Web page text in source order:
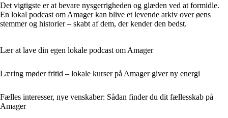
Det vigtigste er at bevare nysgerrigheden og glæden ved at formidle.
En lokal podcast om Amager kan blive et levende arkiv over øens
stemmer og historier – skabt af dem, der kender den bedst.
Lær at lave din egen lokale podcast om Amager
Læring møder fritid – lokale kurser på Amager giver ny energi
Fælles interesser, nye venskaber: Sådan finder du dit fællesskab på
Amager